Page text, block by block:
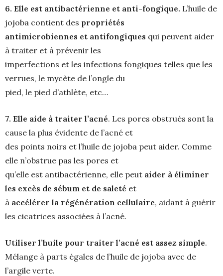
6. Elle est antibactérienne et anti-fongique. L’huile de
jojoba contient des propriétés
antimicrobiennes et antifongiques qui peuvent aider
à traiter et à prévenir les
imperfections et les infections fongiques telles que les
verrues, le mycète de l’ongle du
pied, le pied d’athlète, etc…
7. Elle aide à traiter l’acné. Les pores obstrués sont la
cause la plus évidente de l’acné et
des points noirs et l’huile de jojoba peut aider. Comme
elle n’obstrue pas les pores et
qu’elle est antibactérienne, elle peut aider à éliminer
les excès de sébum et de saleté et
à accélérer la régénération cellulaire, aidant à guérir
les cicatrices associées à l’acné.
Utiliser l’huile pour traiter l’acné est assez simple.
Mélange à parts égales de l’huile de jojoba avec de
l’argile verte.